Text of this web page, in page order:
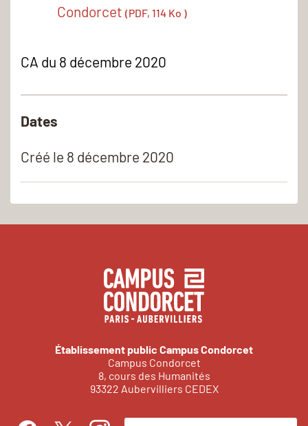
Condorcet (PDF, 114 Ko )
CA du 8 décembre 2020
Dates
Créé le 8 décembre 2020
Établissement public Campus Condorcet
Campus Condorcet
8, cours des Humanités
93322 Aubervilliers CEDEX